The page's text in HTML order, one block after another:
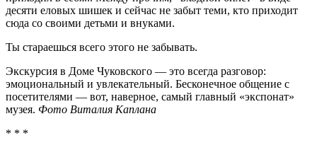
десяти еловых шишек и сейчас не забыт теми, кто приходит
сюда со своими детьми и внуками.
Ты стараешься всего этого не забывать.
Экскурсия в Доме Чуковского — это всегда разговор:
эмоциональный и увлекательный. Бесконечное общение с
посетителями — вот, наверное, самый главный «экспонат»
музея. Фото Виталия Каплана
* * *